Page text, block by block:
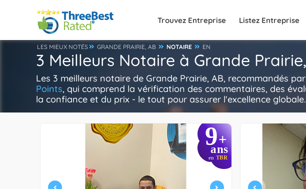
Trouvez Entreprise Listez Entreprise
LES MIEUX NOTÉS GRANDE PRAIRIE, AB NOTAIRE EN
3 Meilleurs Notaire à Grande
Les 3 meilleurs notaire de Grande Prairie, AB, recommandés
Points, qui comprend la vérification des commentaires, des
la confiance et du prix - le tout pour assurer l'excellence
9+
ans
en TBR